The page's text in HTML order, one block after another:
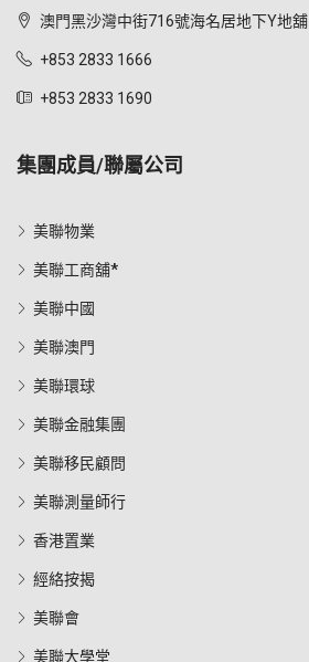
澳門黑沙灣中街716號海名居地下Y地舖
+853 2833 1666
+853 2833 1690
集團成員/聯屬公司
美聯物業
美聯工商舖*
美聯中國
美聯澳門
美聯環球
美聯金融集團
美聯移民顧問
美聯測量師行
香港置業
經絡按揭
美聯會
美聯大學堂